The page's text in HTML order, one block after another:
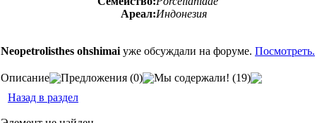
Ареал:Индонезия
Neopetrolisthes ohshimai уже обсуждали на форуме. Посмотреть.
Описание Предложения (0)
Мы содержали! (19)
Назад в раздел